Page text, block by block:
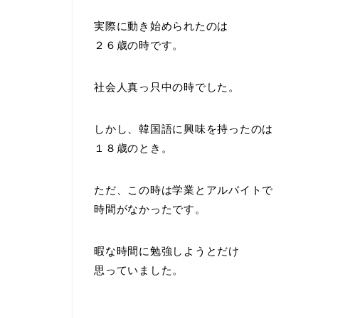
実際に動き始められたのは
２６歳の時です。
社会人真っ只中の時でした。
しかし、韓国語に興味を持ったのは
１８歳のとき。
ただ、この時は学業とアルバイトで
時間がなかったです。
暇な時間に勉強しようとだけ
思っていました。